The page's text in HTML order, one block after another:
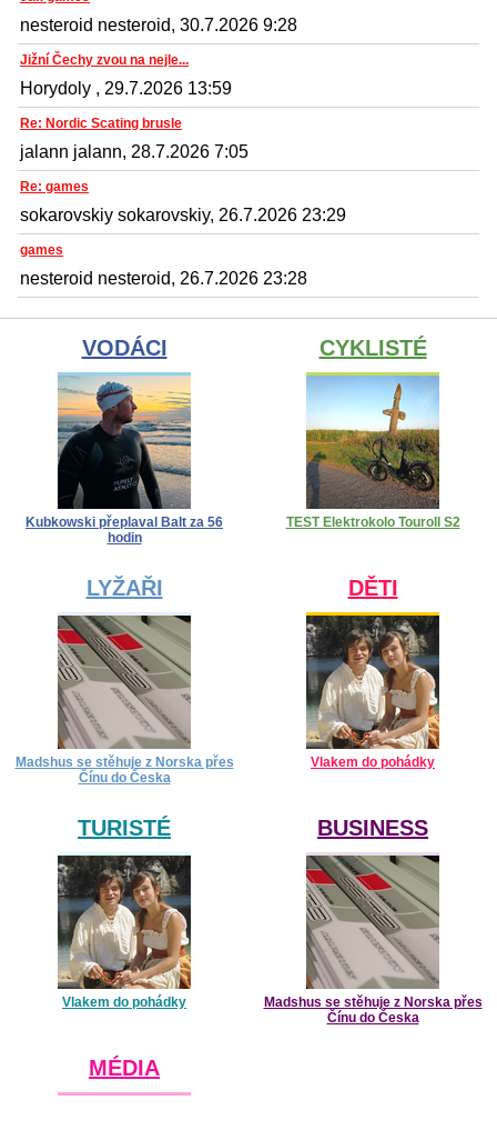
nesteroid nesteroid, 30.7.2026 9:28
Jižní Čechy zvou na nejle...
Horydoly , 29.7.2026 13:59
Re: Nordic Scating brusle
jalann jalann, 28.7.2026 7:05
Re: games
sokarovskiy sokarovskiy, 26.7.2026 23:29
games
nesteroid nesteroid, 26.7.2026 23:28
VODÁCI
Kubkowski přeplaval Balt za 56
hodin
CYKLISTÉ
TEST Elektrokolo Touroll S2
LYŽAŘI
Madshus se stěhuje z Norska přes
Čínu do Česka
DĚTI
Vlakem do pohádky
TURISTÉ
Vlakem do pohádky
BUSINESS
Madshus se stěhuje z Norska přes
Čínu do Česka
MÉDIA